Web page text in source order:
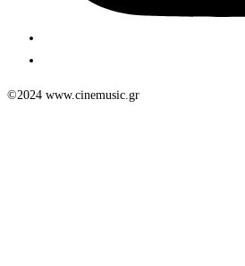
©2024 www.cinemusic.gr